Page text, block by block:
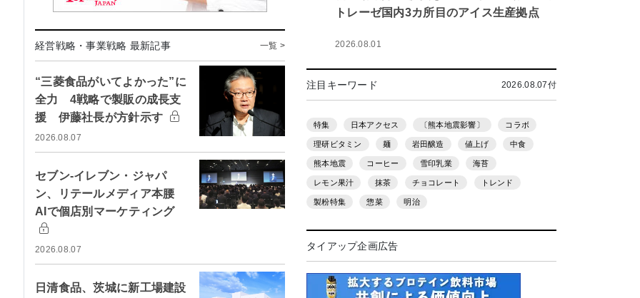
経営戦略・事業戦略 最新記事 一覧 >
“三菱食品がいてよかった”に
全力 4戦略で製販の成長支
援 伊藤社長が方針示す
2026.08.07
セブン-イレブン・ジャパ
ン、リテールメディア本腰
AIで個店別マーケティング
2026.08.07
日清食品、茨城に新工場建設
トレーゼ国内3カ所目のアイス生産拠点
2026.08.01
注目キーワード 2026.08.07付
特集 日本アクセス 〔熊本地震影響〕 コラボ
理研ビタミン 麺 岩田醸造 値上げ 中食
熊本地震 コーヒー 雪印乳業 海苔
レモン果汁 抹茶 チョコレート トレンド
製粉特集 惣菜 明治
タイアップ企画広告